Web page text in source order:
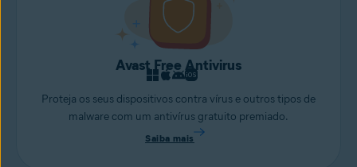
Avast Free Antivirus
Proteja os seus dispositivos contra vírus e outros tipos de
malware com um antivírus gratuito premiado.
Saiba mais